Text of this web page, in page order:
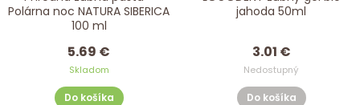
Polárna noc NATURA SIBERICA
100 ml
5.69 €
Skladom
Do košíka
jahoda 50ml
3.01 €
Nedostupný
Do košíka